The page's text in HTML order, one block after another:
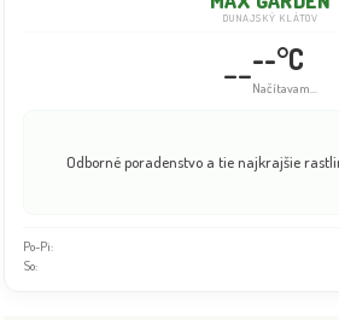
DUNAJSKÝ KLÁTOV
----°C
Načítavam...
Odborné poradenstvo a tie najkrajšie
Po-Pi:
So: